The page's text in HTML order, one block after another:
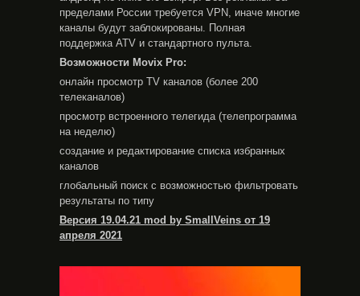
пределами России требуется VPN, иначе многие
каналы будут заблокированы. Полная
поддержка ATV и стандартного пульта.
Возможности Movix Pro:
онлайн просмотр TV каналов (более 200
телеканалов)
просмотр встроенного телегида (телепрограмма
на неделю)
создание и редактирование списка избранных
каналов
глобальный поиск с возможностью фильтровать
результаты по типу
Версия 19.04.21 mod by SmallVeins от 19
апреля 2021